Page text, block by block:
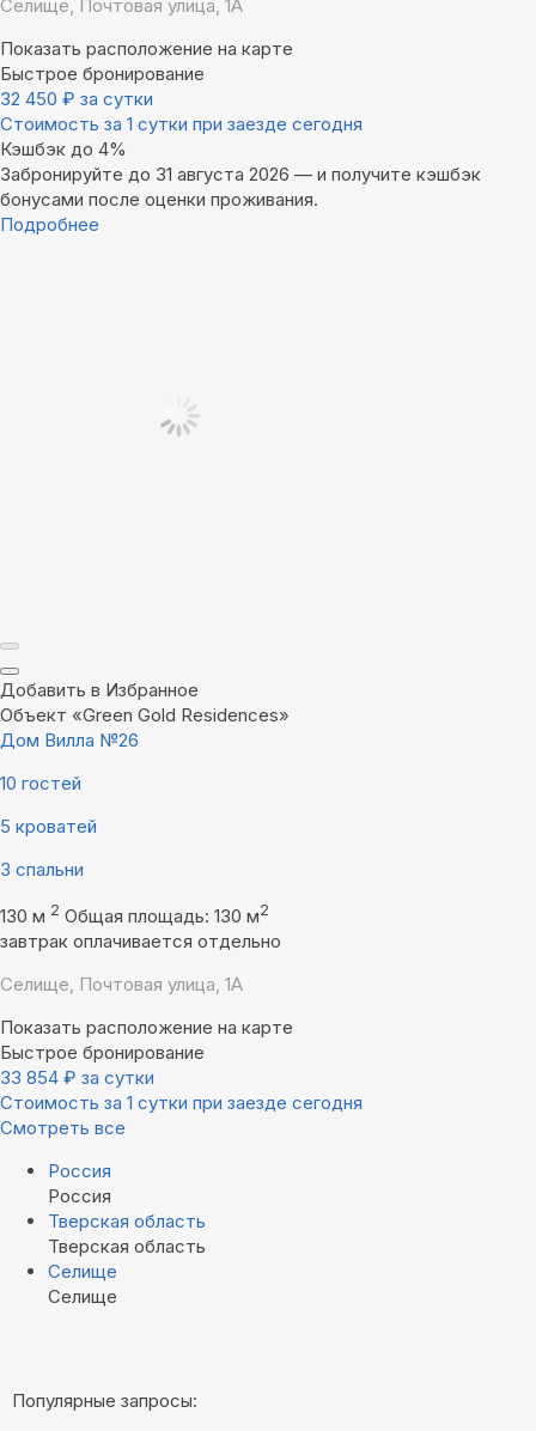
Селище, Почтовая улица, 1А
Показать расположение на карте
Быстрое бронирование
32 450 ₽ за сутки
Стоимость за 1 сутки при заезде сегодня
Кэшбэк до 4%
Забронируйте до 31 августа 2026 — и получите кэшбэк
бонусами после оценки проживания.
Подробнее
Добавить в Избранное
Объект «Green Gold Residences»
Дом Вилла №26
10 гостей
5 кроватей
3 спальни
130 м 2 Общая площадь: 130 м2
завтрак оплачивается отдельно
Селище, Почтовая улица, 1А
Показать расположение на карте
Быстрое бронирование
33 854 ₽ за сутки
Стоимость за 1 сутки при заезде сегодня
Смотреть все
Россия
Россия
Тверская область
Тверская область
Селище
Селище
Популярные запросы: